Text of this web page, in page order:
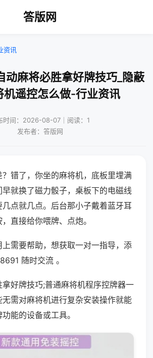
答版网
资讯
动麻将必胜拿好牌技巧_隐蔽
机遥控怎么做-行业资讯
时间：2026-08-07｜阅读：1
发布者：答版网
错了，你坐的麻将机，底板里埋满
就换了磁力骰子，桌板下的电磁线
几点就几点。后台那小子戴着蓝牙耳
直接给你喂牌、点炮。
需要帮助，想获取一对一指导，添
随时交流 。
好牌技巧;普通麻将机程序控牌器一
需对麻将机进行复杂安装操作就能
能的设备或工具。